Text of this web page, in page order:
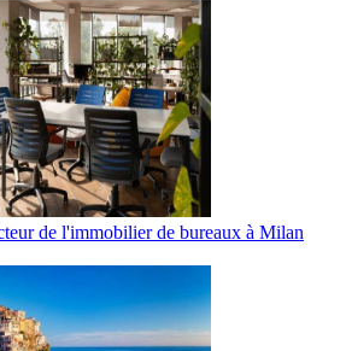
de l'immobilier de bureaux à Milan